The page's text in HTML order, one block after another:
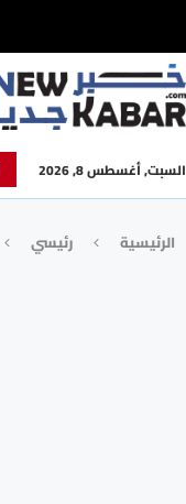
السبت, أغسطس 8, 2026
الرئيسية رئيسي